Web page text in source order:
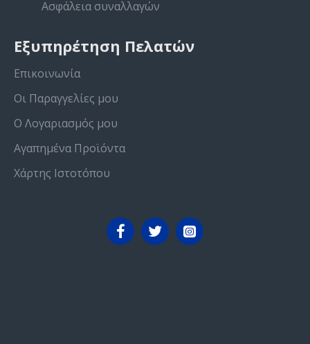
Ασφάλεια συναλλαγών
Εξυπηρέτηση Πελατών
Επικοινωνία
Οι Παραγγελίες μου
Ο Λογαριασμός μου
Αγαπημένα Προϊόντα
Χάρτης Ιστοτόπου